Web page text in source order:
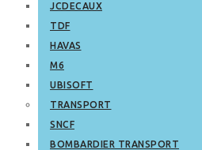
JCDECAUX
TDF
HAVAS
M6
UBISOFT
TRANSPORT
SNCF
BOMBARDIER TRANSPORT